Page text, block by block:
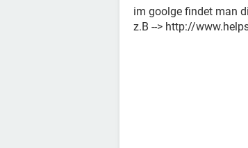
im goolge findet man
z.B --> http://